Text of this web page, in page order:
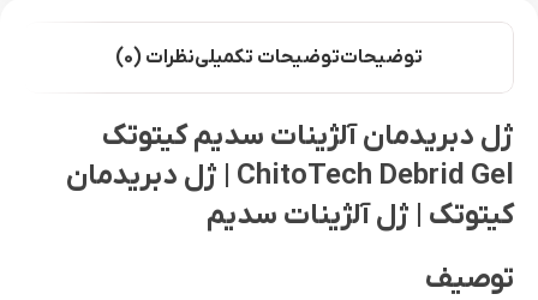
توضیحاتتوضیحات تکمیلینظرات (0)
ژل دبریدمان آلژینات سدیم کیتوتک
ChitoTech Debrid Gel | ژل دبریدمان
کیتوتک | ژل آلژینات سدیم
توصیف